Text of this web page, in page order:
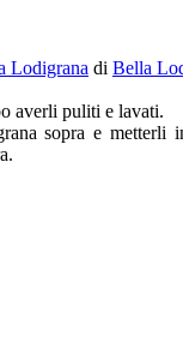
Lodigrana di Bella
averli puliti e lavati.
sopra e metterli